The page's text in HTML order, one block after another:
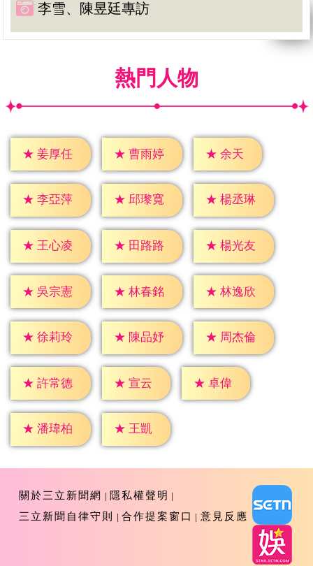
李雪、陳昱廷專訪
熱門人物
★ 姜厚任 ★ 曹雨婷 ★ 余天
★ 李亞萍 ★ 邱瓈寬 ★ 楊丞琳
★ 王心凌 ★ 田路路 ★ 楊光友
★ 吳宗憲 ★ 林春銘 ★ 林逸欣
★ 徐莉玲 ★ 陳品妤 ★ 周杰倫
★ 許常德 ★ 宣云 ★ 卓偉
★ 潘瑋柏 ★ 王凱
關於三立新聞網
隱私權聲明
三立新聞自律守則
合作提案窗口 意見反應